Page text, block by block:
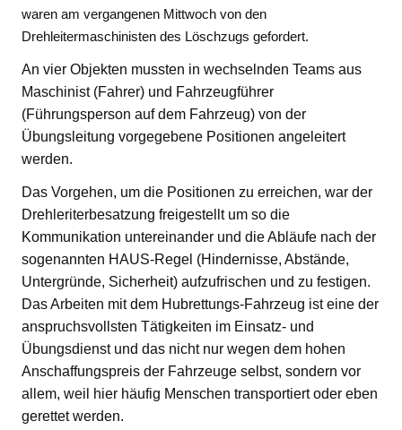
waren am vergangenen Mittwoch von den
Drehleitermaschinisten des Löschzugs gefordert.
An vier Objekten mussten in wechselnden Teams aus
Maschinist (Fahrer) und Fahrzeugführer
(Führungsperson auf dem Fahrzeug) von der
Übungsleitung vorgegebene Positionen angeleitert
werden.
Das Vorgehen, um die Positionen zu erreichen, war der
Drehleriterbesatzung freigestellt um so die
Kommunikation untereinander und die Abläufe nach der
sogenannten HAUS-Regel (Hindernisse, Abstände,
Untergründe, Sicherheit) aufzufrischen und zu festigen.
Das Arbeiten mit dem Hubrettungs-Fahrzeug ist eine der
anspruchsvollsten Tätigkeiten im Einsatz- und
Übungsdienst und das nicht nur wegen dem hohen
Anschaffungspreis der Fahrzeuge selbst, sondern vor
allem, weil hier häufig Menschen transportiert oder eben
gerettet werden.